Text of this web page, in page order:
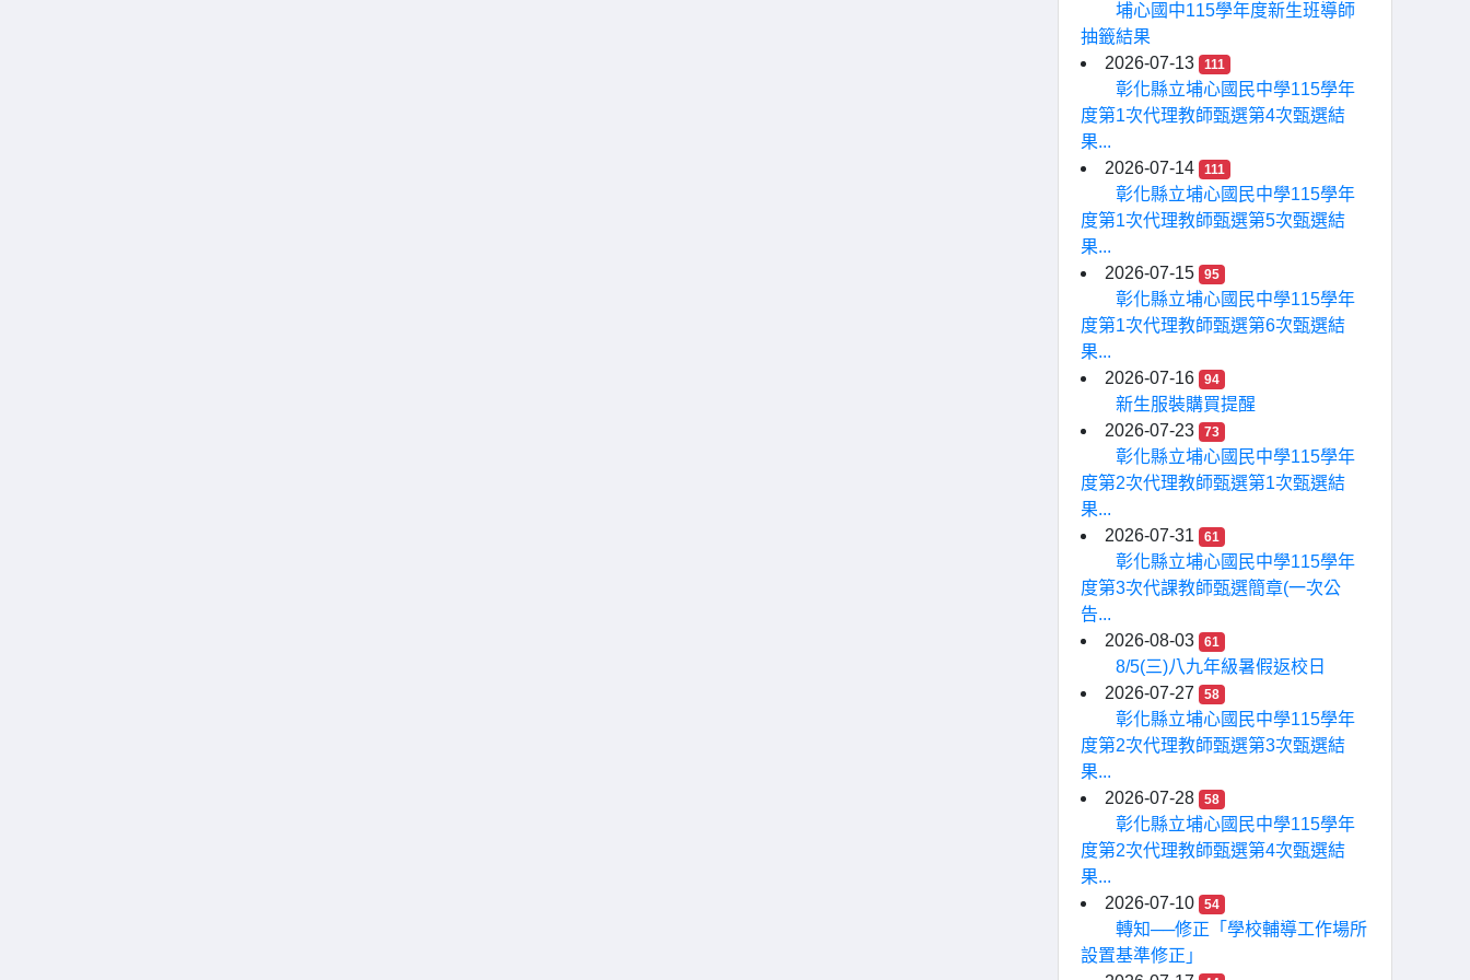
埔心國中115學年度新生班導師
抽籤結果
2026-07-13
111
彰化縣立埔心國民中學115學年
度第1次代理教師甄選第4次甄選結
果...
2026-07-14
111
彰化縣立埔心國民中學115學年
度第1次代理教師甄選第5次甄選結
果...
2026-07-15
95
彰化縣立埔心國民中學115學年
度第1次代理教師甄選第6次甄選結
果...
2026-07-16
94
新生服裝購買提醒
2026-07-23
73
彰化縣立埔心國民中學115學年
度第2次代理教師甄選第1次甄選結
果...
2026-07-31
61
彰化縣立埔心國民中學115學年
度第3次代課教師甄選簡章(一次公
告...
2026-08-03
61
8/5(三)八九年級暑假返校日
2026-07-27
58
彰化縣立埔心國民中學115學年
度第2次代理教師甄選第3次甄選結
果...
2026-07-28
58
彰化縣立埔心國民中學115學年
度第2次代理教師甄選第4次甄選結
果...
2026-07-10
54
轉知──修正「學校輔導工作場所
設置基準修正」